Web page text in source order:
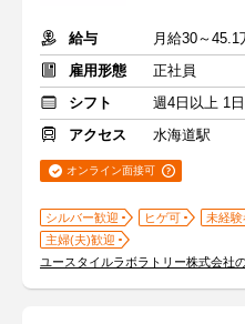
給与
雇用形態
正社員
シフト
週4日以上 1
アクセス
水海道駅
オンライン面接可
シルバー歓迎 ヒゲ可 未経験
主婦(夫)歓迎
ユースタイルラボラトリー株式会社